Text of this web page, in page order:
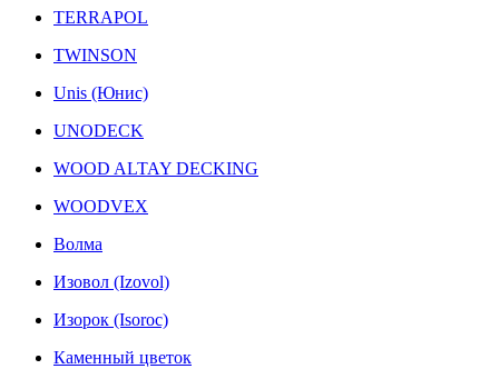
TERRAPOL
TWINSON
Unis (Юнис)
UNODECK
WOOD ALTAY DECKING
WOODVEX
Волма
Изовол (Izovol)
Изорок (Isoroc)
Каменный цветок